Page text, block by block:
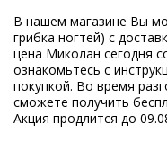
В нашем магазине Вы
грибка ногтей) с
цена Миколан сегодня
ознакомьтесь с
покупкой. Во время
сможете получить
Акция продлится до